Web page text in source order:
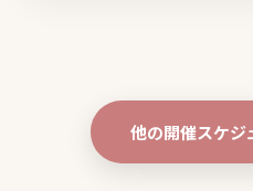
他の開催スケジ